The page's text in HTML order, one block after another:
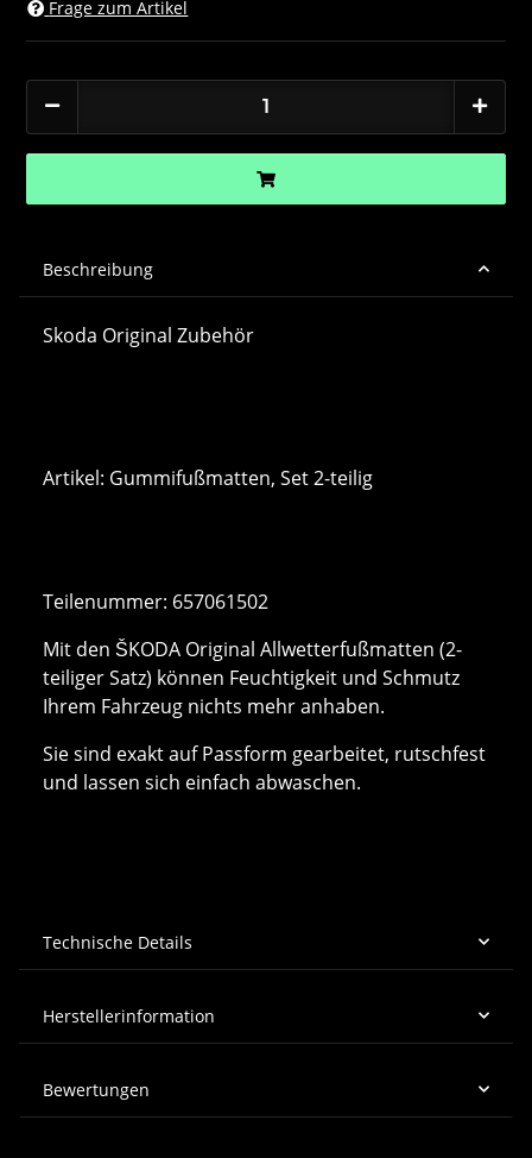
Frage zum Artikel
Beschreibung
Skoda Original Zubehör
Artikel: Gummifußmatten, Set 2-teilig
Teilenummer: 657061502
Mit den ŠKODA Original Allwetterfußmatten (2-
teiliger Satz) können Feuchtigkeit und Schmutz
Ihrem Fahrzeug nichts mehr anhaben.
Sie sind exakt auf Passform gearbeitet, rutschfest
und lassen sich einfach abwaschen.
Technische Details
Herstellerinformation
Bewertungen